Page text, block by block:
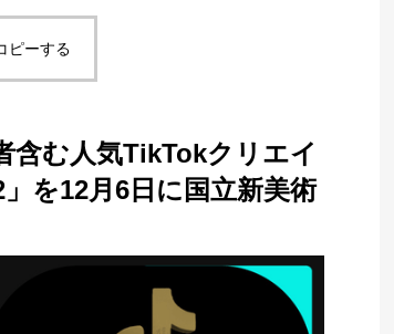
ピーする
含む人気TikTokクリエイ
を12月6日に国立新美術